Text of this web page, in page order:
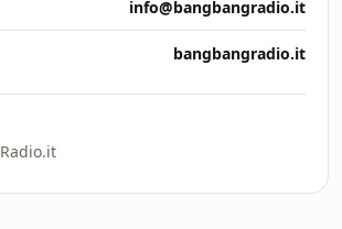
info@bangbangradio.it
bangbangradio.it